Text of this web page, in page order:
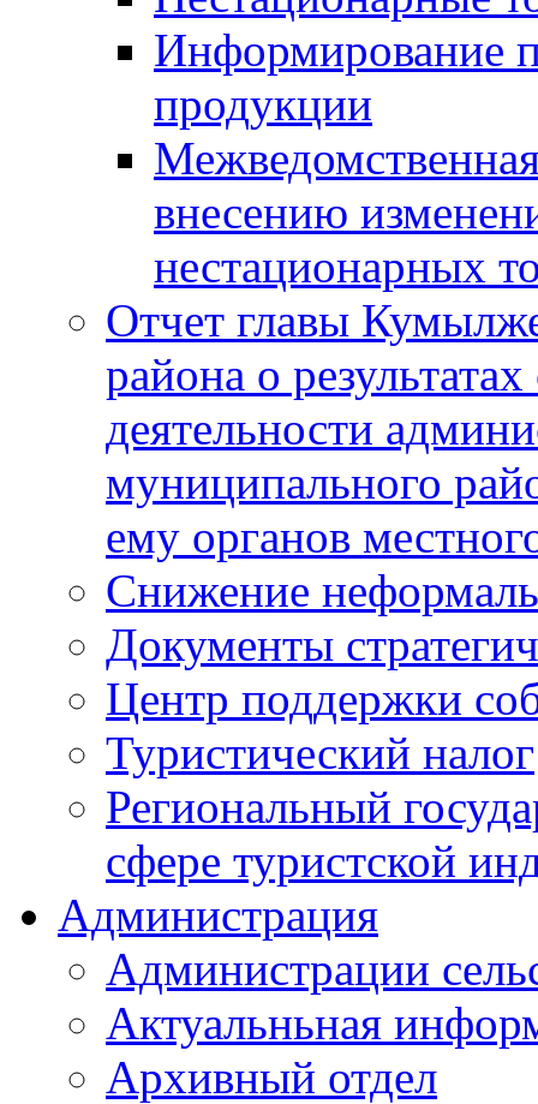
Информирование
продукции
внесению
нестационарных
Отчет главы
района о
деятельности
муниципального
ему органов
Снижение
Документы
Центр поддержки
Туристический налог
Региональный
сфере туристской
Администрация
Администрации
Актуальньная
Архивный отдел